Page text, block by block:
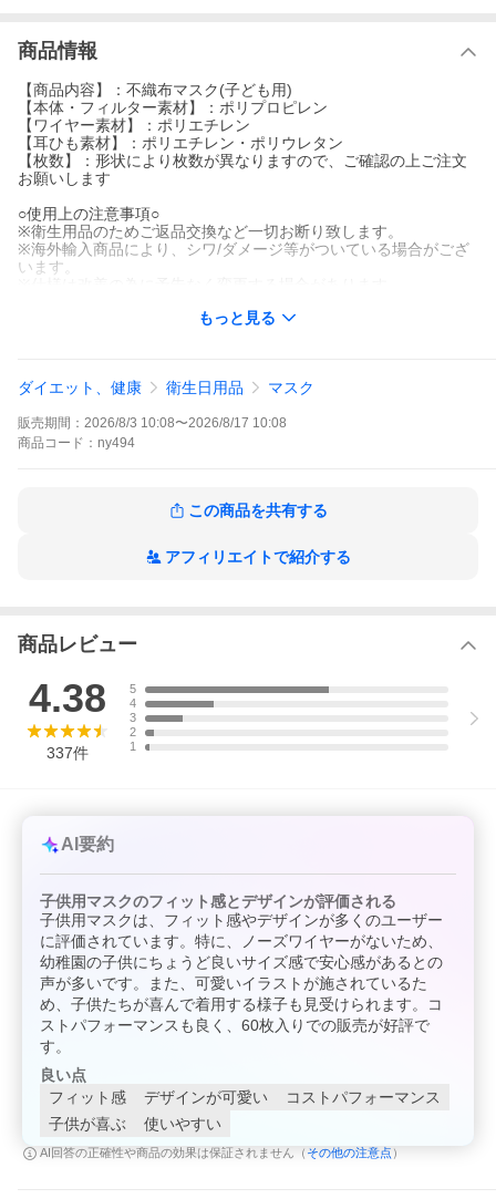
商品情報
【商品内容】：不織布マスク(子ども用)
【本体・フィルター素材】：ポリプロピレン
【ワイヤー素材】：ポリエチレン
【耳ひも素材】：ポリエチレン・ポリウレタン
【枚数】：形状により枚数が異なりますので、ご確認の上ご注文
お願いします
○使用上の注意事項○
※衛生用品のためご返品交換など一切お断り致します。
※海外輸入商品により、シワ/ダメージ等がついている場合がござ
います。
用 3歳から8歳 血色 平ゴム キッズマスク 息がしやすい 感染 ウイ
袋 3D 不織布カラーマスク 血色マスク くすみカラー 3Dカラーマ
スク 立体構造 3層構造 小顔 くすみカラーマスク 春夏 秋冬 花粉
■商品発送から3〜7日程でお届け。
■佐川急便発送商品はご注文時に下記料金が加算されます。
北海道地域は別途送料「500円（大型宅配は1,500円〜12,500円/
チャーター便配送は九州・北海道地域（沖縄・離島を除く）へ
のお届けは、通常送料に加え、別途30000円の追加料金がかかり
※ご注文後当店から追加料金のご案内メールをお送りいたしま
す。
[ お急ぎのお客様はご注意ください ]
土・日・祝日・月曜日及び祝日の翌日の発送は行っておりませ
もっと見る
ダイエット、健康 衛生日用品 マスク
販売期間： 2026/8/3 10:08〜2026/8/17 10:08
商品 コード： ny494
この商品を共有する
アフィリエイトで紹介する
商品レビュー
4.38
337件
5
4
3
2
1
AI要約
子供用マスクのフィット感とデザインが評価される
子供用マスクは、フィット感やデザインが多くのユーザー
に評価されています。特に、ノーズワイヤーがないため、
幼稚園の子供にちょうど良いサイズ感で安心感があるとの
声が多いです。また、可愛いイラストが施されているた
め、子供たちが喜んで着用する様子も見受けられます。コ
ストパフォーマンスも良く、60枚入りでの販売が好評で
す。
良い点
フィット感
デザインが可愛い
コストパフォーマンス
子供が喜ぶ
使いやすい
AI回答の正確性や商品の効果は保証されません（ その他の注意点 ）